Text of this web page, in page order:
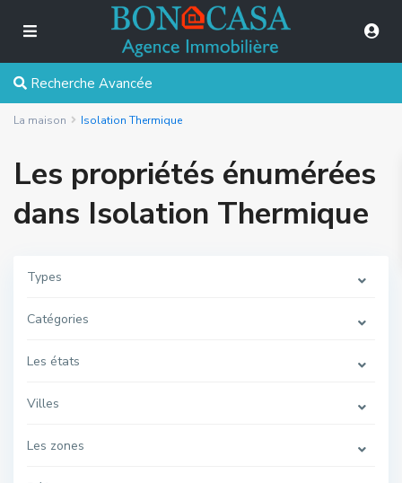
Recherche Avancée
La maison Isolation Thermique
Les propriétés énumérées
dans Isolation Thermique
Types
Catégories
Les états
Villes
Les zones